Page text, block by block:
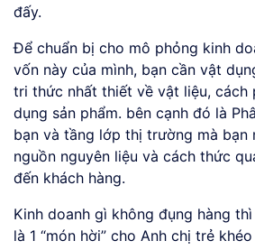
đấy.
Để chuẩn bị cho mô phỏng kinh
vốn này của mình, bạn cần vật
tri thức nhất thiết về vật liệu, cách
dụng sản phẩm. bên cạnh đó là
bạn và tầng lớp thị trường mà bạn
nguồn nguyên liệu và cách thức
đến khách hàng.
Kinh doanh gì không đụng hàng
là 1 “món hời” cho Anh chị trẻ